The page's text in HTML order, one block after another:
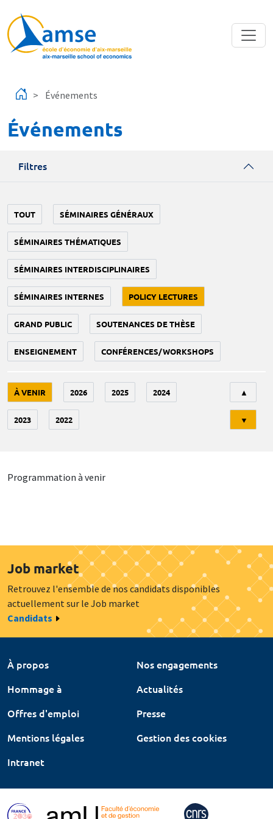
Événements
Événements
Filtres
TOUT SÉMINAIRES GÉNÉRAUX
SÉMINAIRES THÉMATIQUES
SÉMINAIRES INTERDISCIPLINAIRES
SÉMINAIRES INTERNES POLICY LECTURES
GRAND PUBLIC SOUTENANCES DE THÈSE
ENSEIGNEMENT CONFÉRENCES/WORKSHOPS
À VENIR 2026 2025 2024
2023 2022
▲
▼
Programmation à venir
Job market
Retrouvez l'ensemble de nos candidats disponibles
actuellement sur le Job market
Candidats
À propos
Nos engagements
Hommage à
Actualités
Offres d'emploi
Presse
Mentions légales
Gestion des cookies
Intranet